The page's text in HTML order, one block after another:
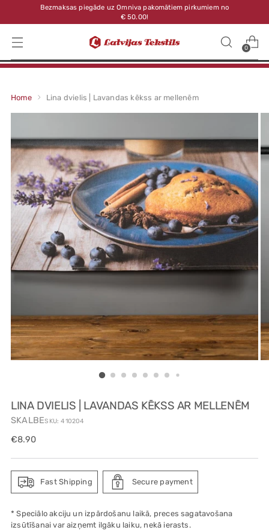
Bezmaksas piegāde uz Omniva pakomātiem pirkumiem no
€ 50.00!
0
Home Lina dvielis | Lavandas kēkss ar mellenēm
LINA DVIELIS | LAVANDAS KĒKSS AR MELLENĒM
SKALBESKU: 410204
Regular
€8.90
Fast Shipping Secure payment
* Speciālo akciju un izpārdošanu laikā, preces sagatavošana
izsūtīšanai var aizņemt ilgāku laiku, nekā ierasts.